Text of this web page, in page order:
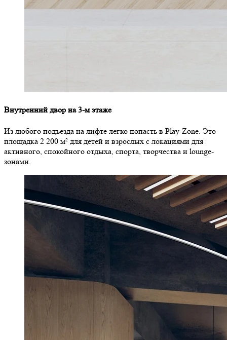
Внутренний двор на 3-м этаже
Из любого подъезда на лифте легко попасть в Play-Zone. Это
площадка 2 200 м² для детей и взрослых с локациями для
активного, спокойного отдыха, спорта, творчества и lounge-
зонами.